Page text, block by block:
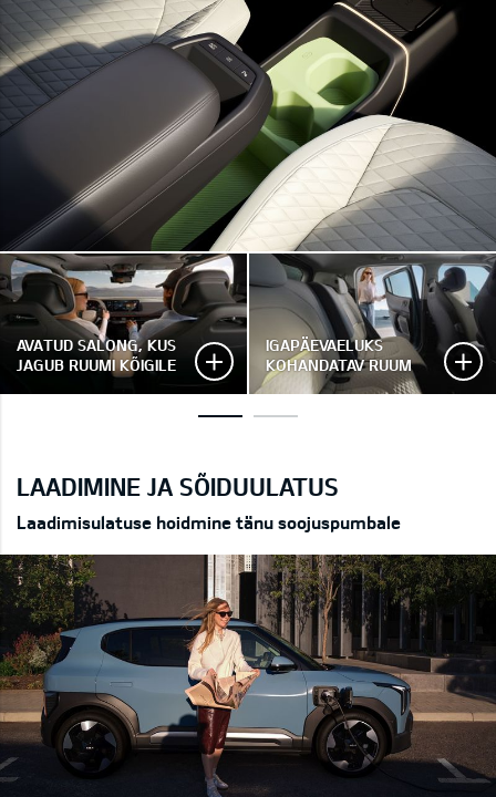
AVATUD SALONG, KUS
JAGUB RUUMI KÕIGILE
IGAPÄEVAELUKS
KOHANDATAV RUUM
LAADIMINE JA SÕIDUULATUS
Laadimisulatuse hoidmine tänu soojuspumbale